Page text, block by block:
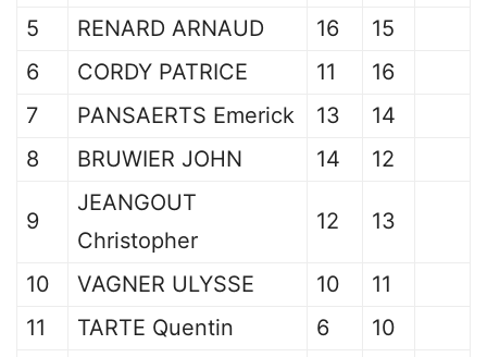
5
RENARD ARNAUD 16
15
6
CORDY PATRICE 11
16
7
PANSAERTS Emerick 13
14
8
BRUWIER JOHN 14 12
9
JEANGOUT
Christopher
12 13
10 VAGNER ULYSSE 10
11
11
TARTE Quentin 6
10